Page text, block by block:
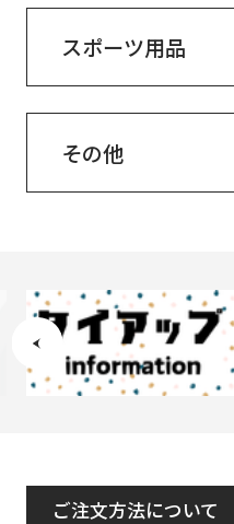
スポーツ用品
その他
ご注文方法について